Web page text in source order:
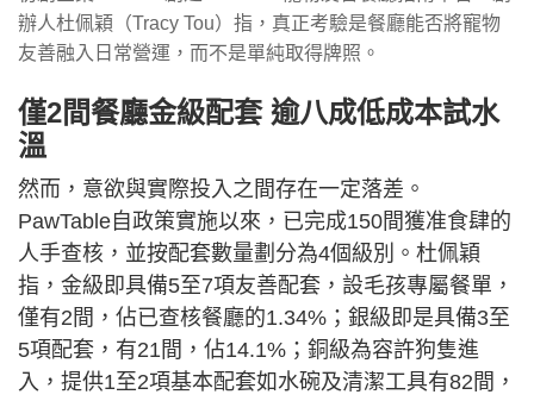
辦人杜佩穎（Tracy Tou）指，真正考驗是餐廳能否將寵物
友善融入日常營運，而不是單純取得牌照。
僅2間餐廳金級配套 逾八成低成本試水
溫
然而，意欲與實際投入之間存在一定落差。
PawTable自政策實施以來，已完成150間獲准食肆的
人手查核，並按配套數量劃分為4個級別。杜佩穎
指，金級即具備5至7項友善配套，設毛孩專屬餐單，
僅有2間，佔已查核餐廳的1.34%；銀級即是具備3至
5項配套，有21間，佔14.1%；銅級為容許狗隻進
入，提供1至2項基本配套如水碗及清潔工具有82間，